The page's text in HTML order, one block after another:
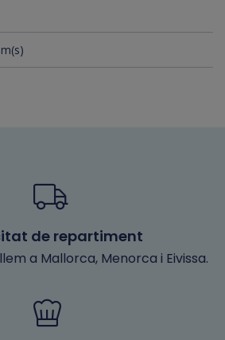
de repartiment
a Mallorca, Menorca i Eivissa.